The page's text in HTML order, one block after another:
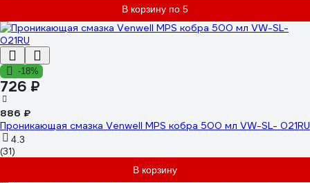
В корзину по 5
-18%
726 ₽
886 ₽
Проникающая смазка Venwell MPS кобра 500 мл VW-SL- 021RU
4.3
(31)
В корзину